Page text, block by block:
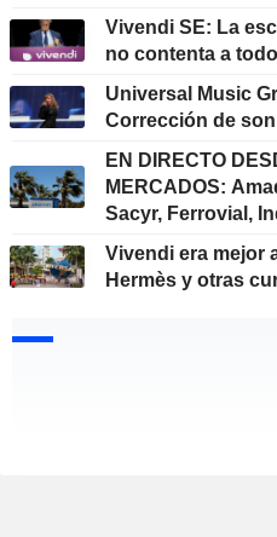
Vivendi SE: La
no contenta a
Universal Music
Corrección de
EN DIRECTO
MERCADOS:
Sacyr, Ferrovial,
Vivendi era mejor
Hermès y otras